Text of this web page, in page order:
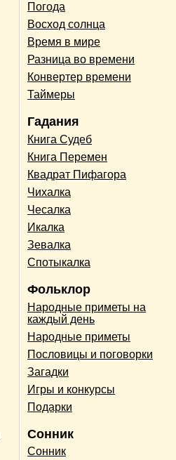
Погода
Восход солнца
Время в мире
Разница во времени
Конвертер времени
Таймеры
Гадания
Книга Судеб
Книга Перемен
Квадрат Пифагора
Чихалка
Чесалка
Икалка
Зевалка
Спотыкалка
Фольклор
Народные приметы на
каждый день
Народные приметы
Пословицы и поговорки
Загадки
Игры и конкурсы
Подарки
Сонник
Сонник